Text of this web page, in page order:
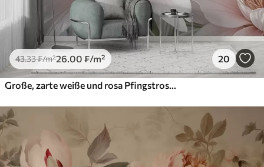
43.33₣/m²26 .00 ₣/m² 20